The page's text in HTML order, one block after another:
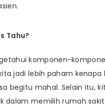
Tahu?
komponen-
jadi lebih paham kenapa
begitu mahal. Selain itu,
dalam memilih rumah